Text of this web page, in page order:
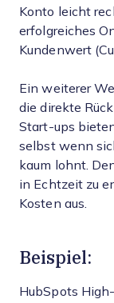
Konto leicht
erfolgreiches
Kundenwert
Ein weiterer
die direkte
Start-ups
selbst wenn
kaum lohnt.
in Echtzeit zu
Kosten aus.
Beispiel:
HubSpots